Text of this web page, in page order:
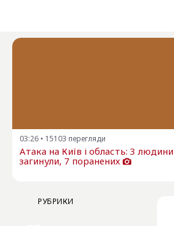
03:26 • 15103 перегляди
Атака на Київ і область: 3 людини
загинули, 7 поранених
РУБРИКИ